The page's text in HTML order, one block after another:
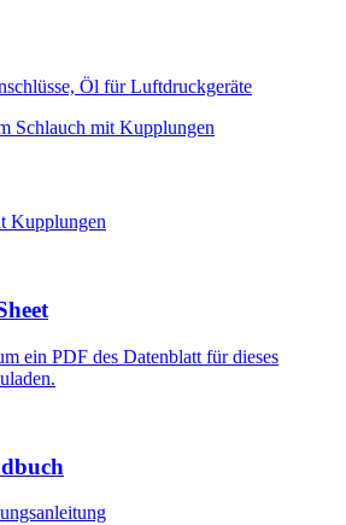
Öl für Luftdruckgeräte
Kupplungen
ein PDF des Datenblatt für dieses